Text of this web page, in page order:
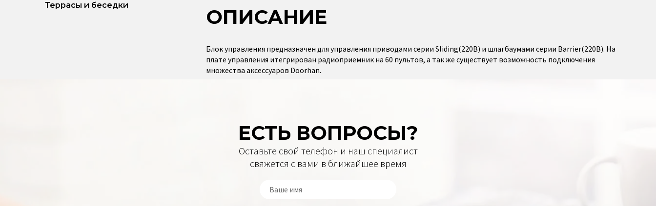
Террасы и беседки ОПИСАНИЕ
Блок управления предназначен для управления приводами серии Sliding(220В) и шлагбаумами серии Barrier(220В). На
плате управления итегрирован радиоприемник на 60 пультов, а так же существует возможность подключения
множества аксессуаров Doorhan.
ЕСТЬ ВОПРОСЫ?
Оставьте свой телефон и наш специалист
свяжется с вами в ближайшее время